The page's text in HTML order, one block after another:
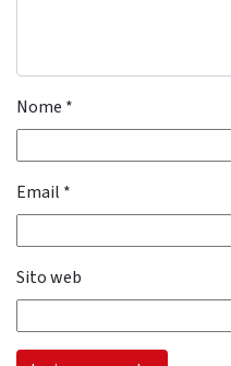
Nome *
Email *
Sito web